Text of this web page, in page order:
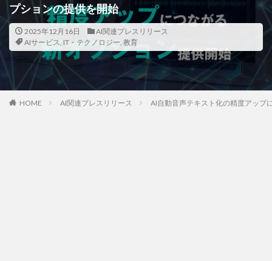
プションの提供を開始
2025年12月16日
AI関連プレスリリース
AIサービス, IT・テクノロジー, 教育
HOME AI関連プレスリリース AI自動音声テキスト化の精度アップ